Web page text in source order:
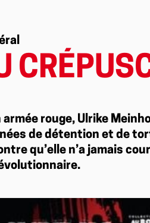
rouge, Ulrike
de détention et de
qu’elle n’a jamais